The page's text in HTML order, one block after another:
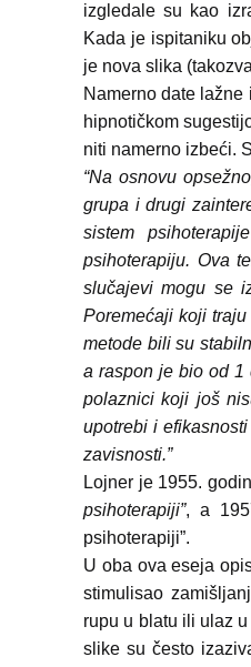
izgledale su kao
Kada je ispitaniku
je nova slika
Namerno date
hipnotičkom
niti namerno izbeći.
“Na osnovu
grupa i drugi
sistem
psihoterapiju. Ova
slučajevi mogu se
Poremećaji koji
metode bili su
a raspon je bio od 1
polaznici koji još
upotrebi i
zavisnosti.”
Lojner je 1955.
psihoterapiji”, a
psihoterapiji”.
U oba ova eseja
stimulisao
rupu u blatu ili ulaz
slike su često